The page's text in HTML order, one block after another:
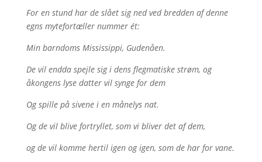
For en stund har de slået sig ned ved bredden af denne
egns mytefortæller nummer ét:
Min barndoms Mississippi, Gudenåen.
De vil endda spejle sig i dens flegmatiske strøm, og
åkongens lyse datter vil synge for dem
Og spille på sivene i en månelys nat.
Og de vil blive fortryllet, som vi bliver det af dem,
og de vil komme hertil igen og igen, som de har for vane.